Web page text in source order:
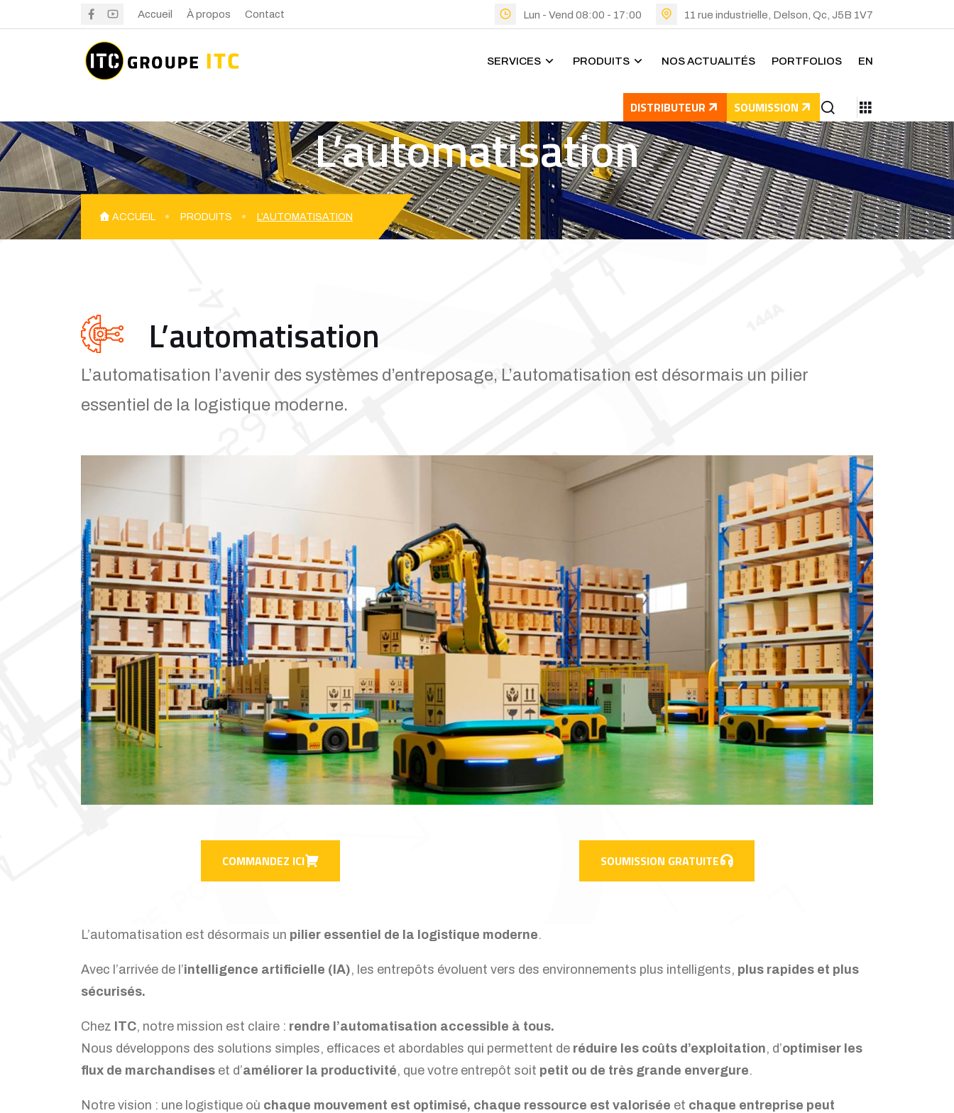
Accueil À propos Contact Lun - Vend 08:00 - 17:00 11 rue industrielle, Delson, Qc, J5B 1V7
SERVICES PRODUITS NOS ACTUALITÉS PORTFOLIOS EN
DISTRIBUTEUR SOUMISSION
L’automatisation
ACCUEIL PRODUITS L’AUTOMATISATION
L’automatisation
L’automatisation l’avenir des systèmes d’entreposage, L’automatisation est désormais un pilier
essentiel de la logistique moderne.
COMMANDEZ ICI SOUMISSION GRATUITE
L’automatisation est désormais un pilier essentiel de la logistique moderne.
Avec l’arrivée de l’intelligence artificielle (IA), les entrepôts évoluent vers des environnements plus intelligents, plus rapides et plus
sécurisés.
Chez ITC, notre mission est claire : rendre l’automatisation accessible à tous.
Nous développons des solutions simples, efficaces et abordables qui permettent de réduire les coûts d’exploitation, d’optimiser les
flux de marchandises et d’améliorer la productivité, que votre entrepôt soit petit ou de très grande envergure.
Notre vision : une logistique où chaque mouvement est optimisé, chaque ressource est valorisée et chaque entreprise peut